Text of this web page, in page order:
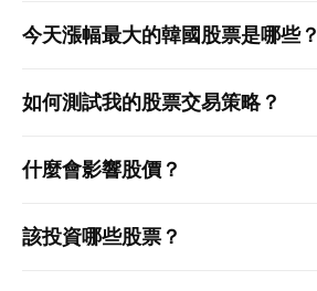
今天漲幅最大的韓國股票是哪些？
如何測試我的股票交易策略？
什麼會影響股價？
該投資哪些股票？